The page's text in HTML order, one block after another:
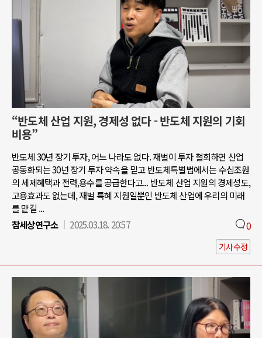
“반도체 산업 지원, 경제성 없다 - 반도체 지원의 기회
비용”
반도체 30년 장기 투자, 어느 나라도 없다. 재벌이 투자 철회하면 산업
공동화되는 30년 장기 투자 약속을 믿고 반도체특별법에서는 수십조원
의 세제혜택과 전력,용수를 공급한다고... 반도체 산업 지원의 경제성도,
고용효과도 없는데, 재벌 특혜 지원일뿐인 반도체 산업에 우리의 미래
를 맡길 ...
참세상연구소
2025.03.18. 20:57 0
기사수정